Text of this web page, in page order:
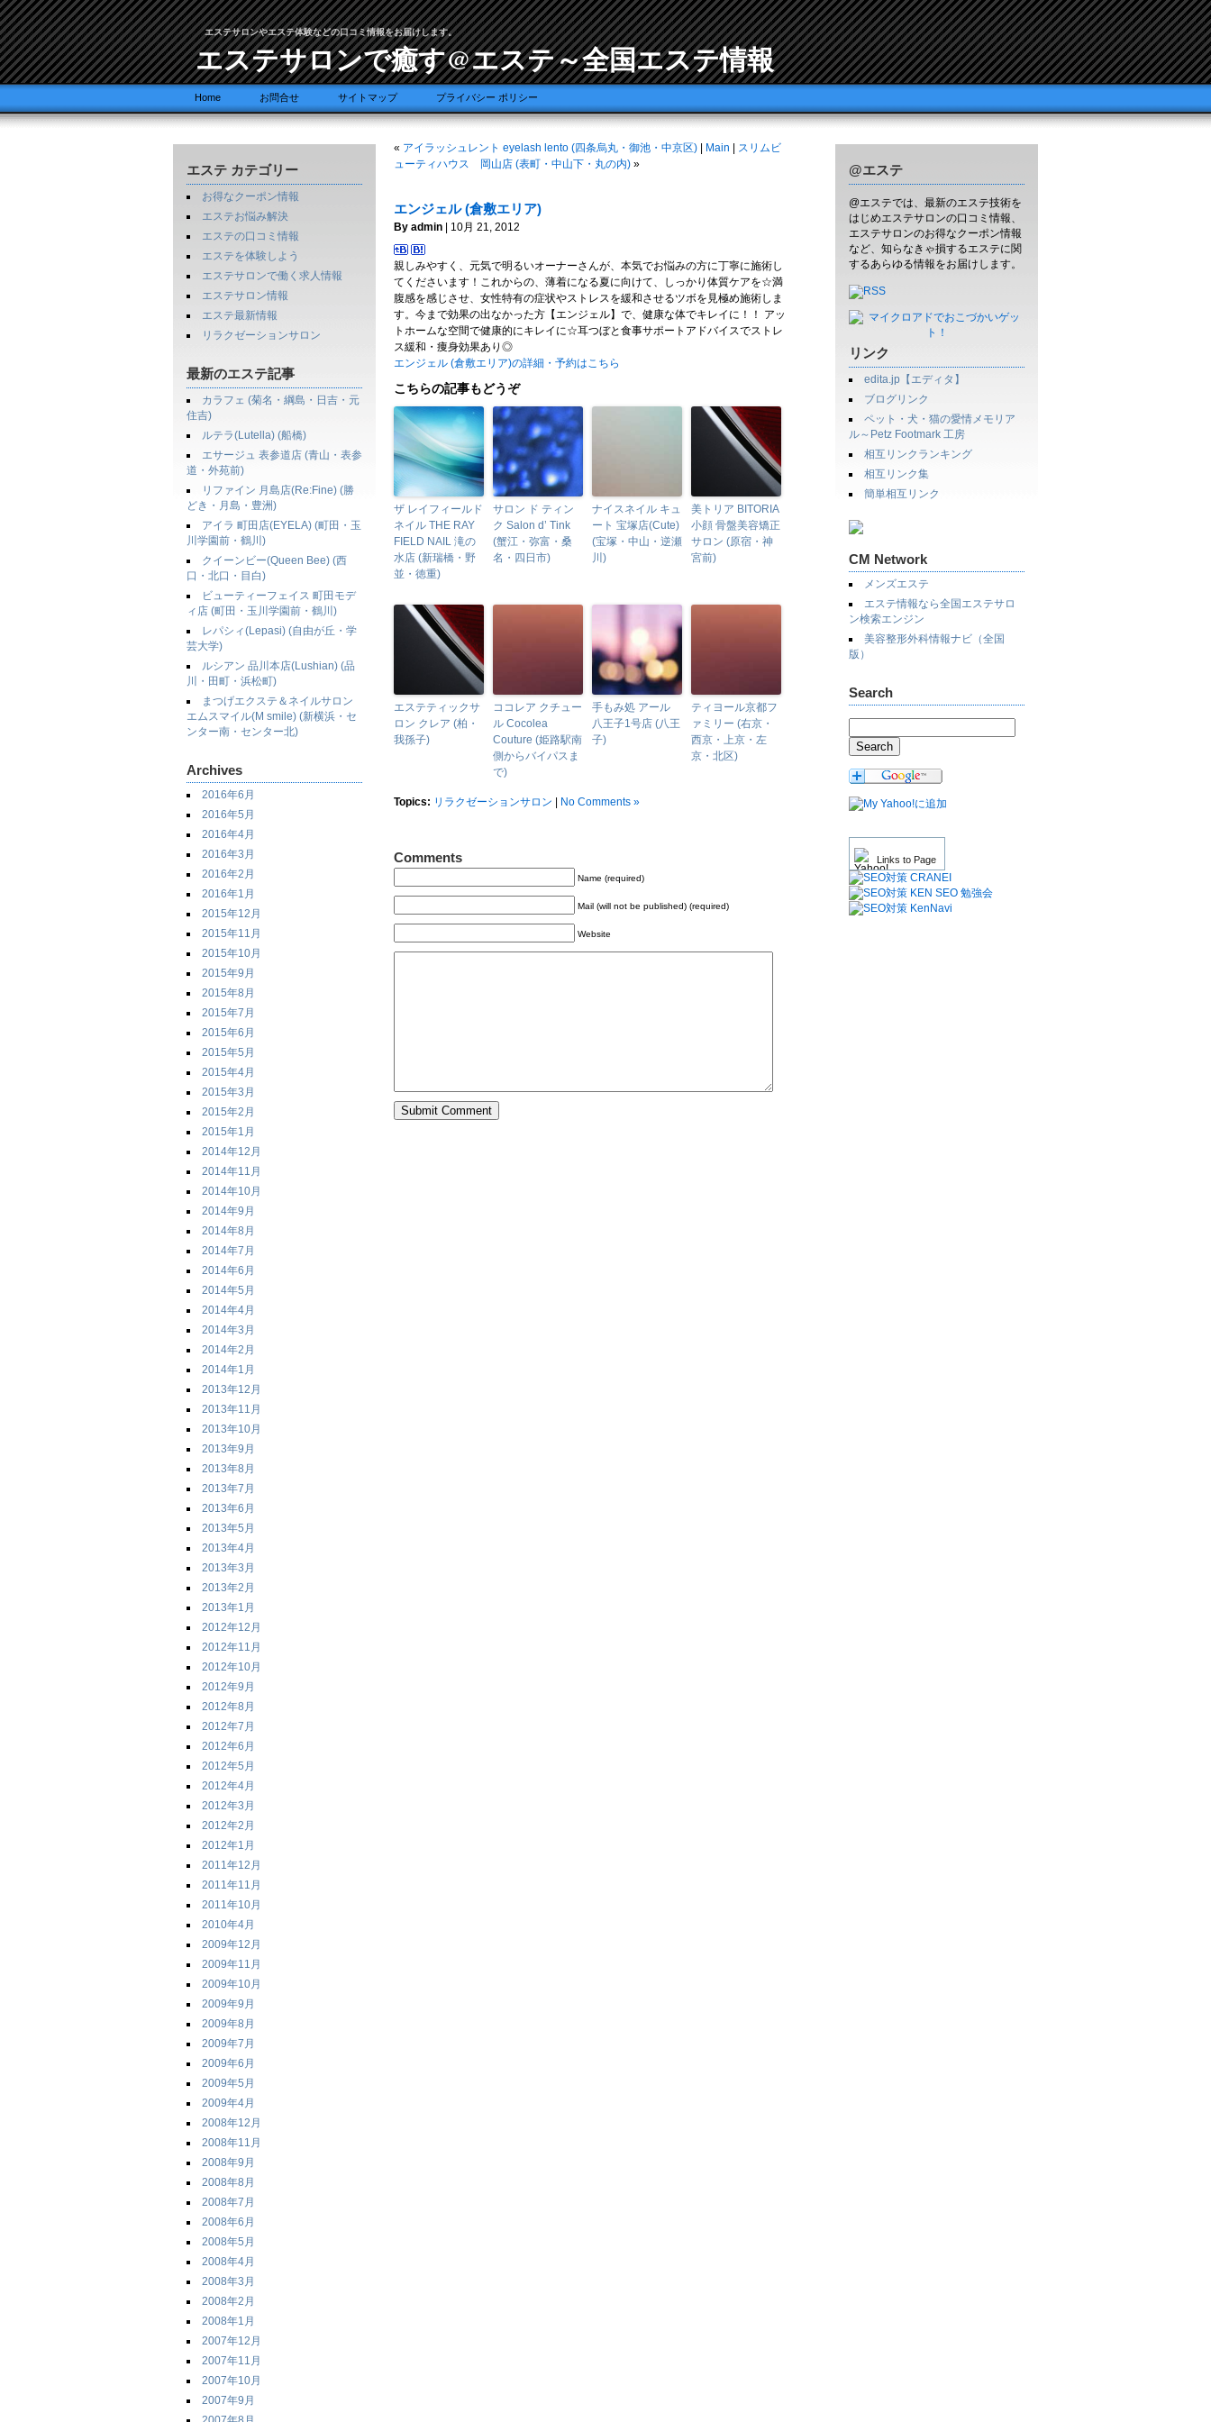
エステサロンやエステ体験などの口コミ情報をお届けします。
エステサロンで癒す@エステ～全国エステ情報
Home お問合せ サイトマップ プライバシー ポリシー
エステ カテゴリー
お得なクーポン情報
エステお悩み解決
エステの口コミ情報
エステを体験しよう
エステサロンで働く求人情報
エステサロン情報
エステ最新情報
リラクゼーションサロン
最新のエステ記事
カラフェ (菊名・綱島・日吉・元
住吉)
ルテラ(Lutella) (船橋)
エサージュ 表参道店 (青山・表参
道・外苑前)
リファイン 月島店(Re:Fine) (勝
どき・月島・豊洲)
アイラ 町田店(EYELA) (町田・玉
川学園前・鶴川)
クイーンビー(Queen Bee) (西
口・北口・目白)
ビューティーフェイス 町田モデ
ィ店 (町田・玉川学園前・鶴川)
レパシィ(Lepasi) (自由が丘・学
芸大学)
ルシアン 品川本店(Lushian) (品
川・田町・浜松町)
まつげエクステ＆ネイルサロン
エムスマイル(M smile) (新横浜・セ
ンター南・センター北)
Archives
2016年6月
2016年5月
2016年4月
2016年3月
2016年2月
2016年1月
2015年12月
2015年11月
2015年10月
2015年9月
2015年8月
2015年7月
2015年6月
2015年5月
2015年4月
2015年3月
2015年2月
2015年1月
2014年12月
2014年11月
2014年10月
2014年9月
2014年8月
2014年7月
2014年6月
2014年5月
2014年4月
2014年3月
2014年2月
2014年1月
2013年12月
2013年11月
2013年10月
2013年9月
2013年8月
2013年7月
2013年6月
2013年5月
2013年4月
2013年3月
2013年2月
2013年1月
2012年12月
2012年11月
2012年10月
2012年9月
2012年8月
2012年7月
2012年6月
2012年5月
2012年4月
2012年3月
2012年2月
2012年1月
2011年12月
2011年11月
2011年10月
2010年4月
2009年12月
2009年11月
2009年10月
2009年9月
2009年8月
2009年7月
2009年6月
2009年5月
2009年4月
2008年12月
2008年11月
2008年9月
2008年8月
2008年7月
2008年6月
2008年5月
2008年4月
2008年3月
2008年2月
2008年1月
2007年12月
2007年11月
2007年10月
2007年9月
@エステ
@エステでは、最新のエステ技術を
はじめエステサロンの口コミ情報、
エステサロンのお得なクーポン情報
など、知らなきゃ損するエステに関
するあらゆる情報をお届けします。
リンク
edita.jp【エディタ】
ブログリンク
ペット・犬・猫の愛情メモリア
ル～Petz Footmark 工房
相互リンクランキング
相互リンク集
簡単相互リンク
CM Network
メンズエステ
エステ情報なら全国エステサロ
ン検索エンジン
美容整形外科情報ナビ（全国
版）
Search
Links to Page
« アイラッシュレント eyelash lento (四条烏丸・御池・中京区) Main
スリムビ
ューティハウス 岡山店 (表町・中山下・丸の内) »
エンジェル (倉敷エリア)
By admin | 10月 21, 2012
親しみやすく、元気で明るいオーナーさんが、本気でお悩みの方に丁寧に施術し
てくださいます！これからの、薄着になる夏に向けて、しっかり体質ケアを☆満
腹感を感じさせ、女性特有の症状やストレスを緩和させるツボを見極め施術しま
す。今まで効果の出なかった方【エンジェル】で、健康な体でキレイに！！ アッ
トホームな空間で健康的にキレイに☆耳つぼと食事サポートアドバイスでストレ
ス緩和・痩身効果あり◎
エンジェル (倉敷エリア)の詳細・予約はこちら
こちらの記事もどうぞ
ザ レイフィールド
ネイル THE RAY
FIELD NAIL 滝の
水店 (新瑞橋・野
並・徳重)
サロン ド ティン
ク Salon d’ Tink
(蟹江・弥富・桑
名・四日市)
ナイスネイル キュ
ート 宝塚店(Cute)
(宝塚・中山・逆瀬
川)
美トリア BITORIA
小顔 骨盤美容矯正
サロン (原宿・神
宮前)
エステティックサ
ロン クレア (柏・
我孫子)
ココレア クチュー
ル Cocolea
Couture (姫路駅南
側からバイパスま
で)
手もみ処 アール
八王子1号店 (八王
子)
ティヨール京都フ
ァミリー (右京・
西京・上京・左
京・北区)
Topics: リラクゼーションサロン No Comments »
Comments
Name (required)
Mail (will not be published) (required)
Website